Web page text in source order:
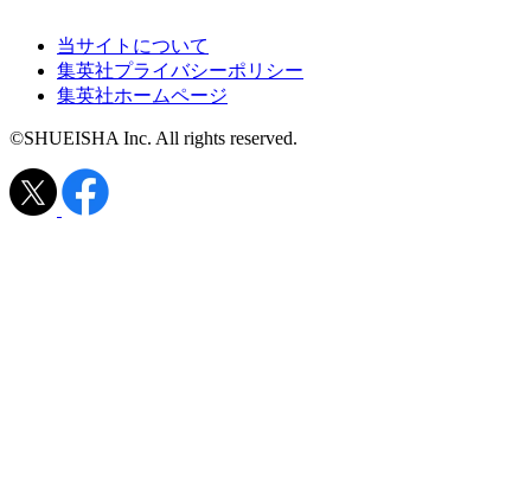
当サイトについて
集英社プライバシーポリシー
集英社ホームページ
©SHUEISHA Inc. All rights reserved.